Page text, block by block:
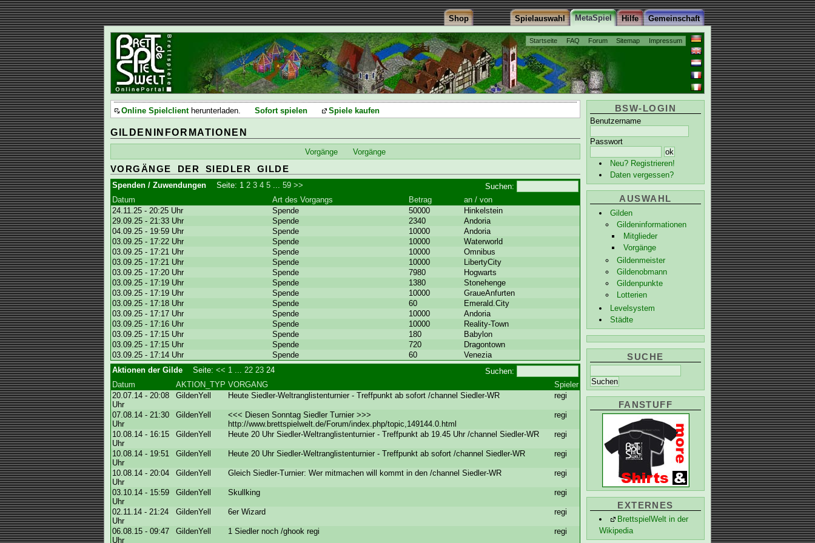
Startseite FAQ Forum Sitemap Impressum
Gemeinschaft
Hilfe
MetaSpiel
Spielauswahl
Shop
BSW-LOGIN
Benutzername
Passwort
Neu? Registrieren!
Daten vergessen?
AUSWAHL
Gilden
Gildeninformationen
Mitglieder
Vorgänge
Gildenmeister
Gildenobmann
Gildenpunkte
Lotterien
Levelsystem
Städte
SUCHE
FANSTUFF
EXTERNES
BrettspielWelt in der
Wikipedia
Online Spielclientherunterladen. Sofort spielen Spiele kaufen
GILDENINFORMATIONEN
Vorgänge Vorgänge
VORGÄNGE DER SIEDLER GILDE
Suchen:
Spenden / Zuwendungen Seite: 1 2 3 4 5 ...59 >>
Datum
Art des Vorgangs Betrag
an / von
24.11.25 - 20:25 Uhr
Spende 50000
Hinkelstein
29.09.25 - 21:33 Uhr
Spende 2340
Andoria
04.09.25 - 19:59 Uhr
Spende 10000
Andoria
03.09.25 - 17:22 Uhr
Spende 10000
Waterworld
03.09.25 - 17:21 Uhr
Spende 10000
Omnibus
03.09.25 - 17:21 Uhr
Spende 10000
LibertyCity
03.09.25 - 17:20 Uhr
Spende 7980
Hogwarts
03.09.25 - 17:19 Uhr
Spende 1380
Stonehenge
03.09.25 - 17:19 Uhr
Spende 10000
GraueAnfurten
03.09.25 - 17:18 Uhr
Spende 60
Emerald.City
03.09.25 - 17:17 Uhr
Spende 10000
Andoria
03.09.25 - 17:16 Uhr
Spende 10000
Reality-Town
03.09.25 - 17:15 Uhr
Spende 180
Babylon
03.09.25 - 17:15 Uhr
Spende 720
Dragontown
03.09.25 - 17:14 Uhr
Spende 60
Venezia
Suchen:
Aktionen der Gilde Seite:<< 1 22 23 24
Datum
AKTION_TYP VORGANG
Spieler
20.07.14 - 20:08
Uhr
GildenYell Heute Siedler-Weltranglistenturnier - Treffpunkt ab sofort /channel Siedler-WR regi
07.08.14 - 21:30
Uhr
GildenYell
<<< Diesen Sonntag Siedler Turnier >>>
http://www.brettspielwelt.de/Forum/index.php/topic,149144.0.html
regi
10.08.14 - 16:15
Uhr
GildenYell Heute 20 Uhr Siedler-Weltranglistenturnier - Treffpunkt ab 19.45 Uhr /channel Siedler-WR regi
10.08.14 - 19:51
Uhr
GildenYell Heute 20 Uhr Siedler-Weltranglistenturnier - Treffpunkt ab sofort /channel Siedler-WR regi
10.08.14 - 20:04
Uhr
GildenYell Gleich Siedler-Turnier: Wer mitmachen will kommt in den /channel Siedler-WR regi
03.10.14 - 15:59
Uhr
GildenYell Skullking regi
02.11.14 - 21:24
Uhr
GildenYell 6er Wizard regi
06.08.15 - 09:47
Uhr
GildenYell 1 Siedler noch /ghook regi regi